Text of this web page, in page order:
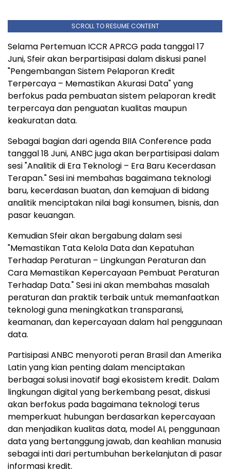
SCROLL TO RESUME CONTENT
Selama Pertemuan ICCR APRCG pada tanggal 17
Juni, Sfeir akan berpartisipasi dalam diskusi panel
"Pengembangan Sistem Pelaporan Kredit
Terpercaya – Memastikan Akurasi Data" yang
berfokus pada pembuatan sistem pelaporan kredit
terpercaya dan penguatan kualitas maupun
keakuratan data.
Sebagai bagian dari agenda BIIA Conference pada
tanggal 18 Juni, ANBC juga akan berpartisipasi dalam
sesi "Analitik di Era Teknologi – Era Baru Kecerdasan
Terapan." Sesi ini membahas bagaimana teknologi
baru, kecerdasan buatan, dan kemajuan di bidang
analitik menciptakan nilai bagi konsumen, bisnis, dan
pasar keuangan.
Kemudian Sfeir akan bergabung dalam sesi
"Memastikan Tata Kelola Data dan Kepatuhan
Terhadap Peraturan – Lingkungan Peraturan dan
Cara Memastikan Kepercayaan Pembuat Peraturan
Terhadap Data." Sesi ini akan membahas masalah
peraturan dan praktik terbaik untuk memanfaatkan
teknologi guna meningkatkan transparansi,
keamanan, dan kepercayaan dalam hal penggunaan
data.
Partisipasi ANBC menyoroti peran Brasil dan Amerika
Latin yang kian penting dalam menciptakan
berbagai solusi inovatif bagi ekosistem kredit. Dalam
lingkungan digital yang berkembang pesat, diskusi
akan berfokus pada bagaimana teknologi terus
memperkuat hubungan berdasarkan kepercayaan
dan menjadikan kualitas data, model AI, penggunaan
data yang bertanggung jawab, dan keahlian manusia
sebagai inti dari pertumbuhan berkelanjutan di pasar
informasi kredit.